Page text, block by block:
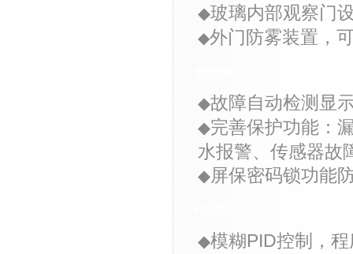
◆玻璃内部观察门
◆外门防雾装置，
◆故障自动检测显
◆完善保护功能：
水报警、传感器故
◆屏保密码锁功能
◆模糊PID控制，